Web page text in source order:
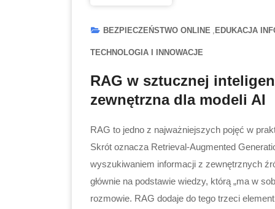
BEZPIECZEŃSTWO ONLINE EDUKACJA
TECHNOLOGIA I INNOWACJE
RAG w sztucznej
zewnętrzna dla modeli AI
RAG to jedno z najważniejszych pojęć w
Skrót oznacza Retrieval-Augmented
wyszukiwaniem informacji z zewnętrznych
głównie na podstawie wiedzy, którą „ma w
rozmowie. RAG dodaje do tego trzeci